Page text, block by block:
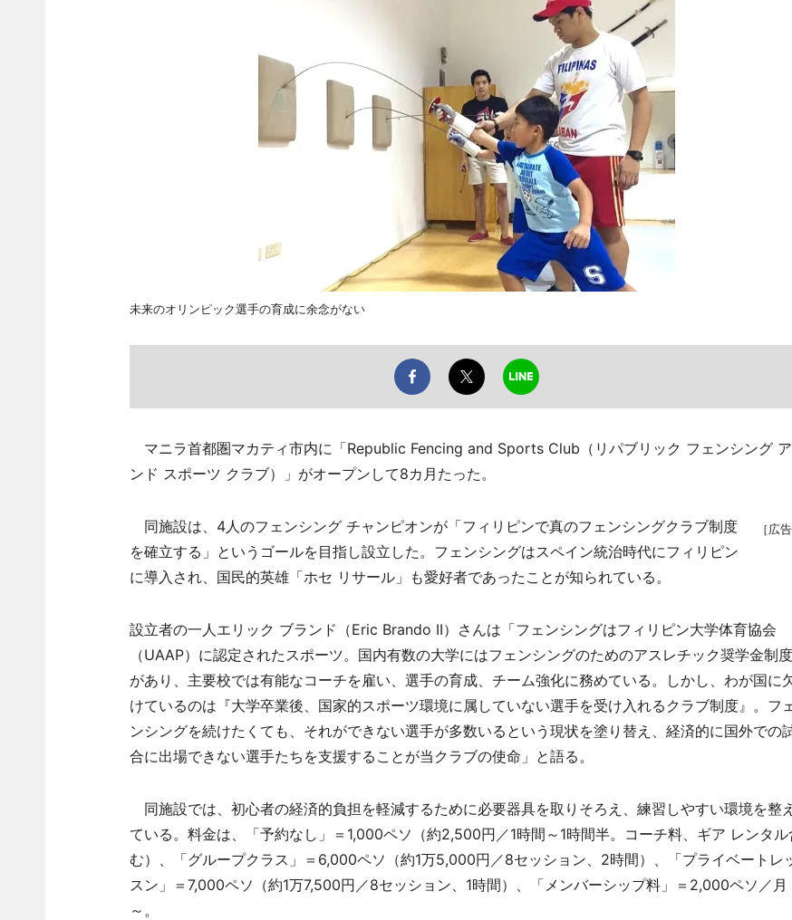
未来のオリンピック選手の育成に余念がない
マニラ首都圏マカティ市内に「Republic Fencing and Sports Club（リパブリック フェンシング ア
ンド スポーツ クラブ）」がオープンして8カ月たった。
［広告
同施設は、4人のフェンシング チャンピオンが「フィリピンで真のフェンシングクラブ制度
を確立する」というゴールを目指し設立した。フェンシングはスペイン統治時代にフィリピン
に導入され、国民的英雄「ホセ リサール」も愛好者であったことが知られている。
設立者の一人エリック ブランド（Eric Brando II）さんは「フェンシングはフィリピン大学体育協会
（UAAP）に認定されたスポーツ。国内有数の大学にはフェンシングのためのアスレチック奨学金制度
があり、主要校では有能なコーチを雇い、選手の育成、チーム強化に務めている。しかし、わが国に
けているのは『大学卒業後、国家的スポーツ環境に属していない選手を受け入れるクラブ制度』。フ
ンシングを続けたくても、それができない選手が多数いるという現状を塗り替え、経済的に国外での
合に出場できない選手たちを支援することが当クラブの使命」と語る。
同施設では、初心者の経済的負担を軽減するために必要器具を取りそろえ、練習しやすい環境を整え
ている。料金は、「予約なし」＝1,000ペソ（約2,500円／1時間～1時間半。コーチ料、ギア レンタル
む）、「グループクラス」＝6,000ペソ（約1万5,000円／8セッション、2時間）、「プライベートレ
スン」＝7,000ペソ（約1万7,500円／8セッション、1時間）、「メンバーシップ料」＝2,000ペソ／月
～。